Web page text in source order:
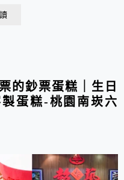
的鈔票蛋糕｜生日
蛋糕-桃園南崁六